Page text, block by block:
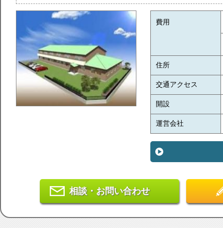
費用
住所
交通アクセス
開設
運営会社
相談・お問い合わせ